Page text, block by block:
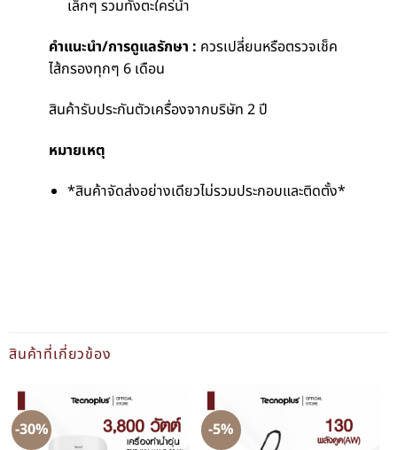
เล็กๆ รวมทั้งตะใคร่น้ำ
คำแนะนำ/การดูแลรักษา : ควรเปลี่ยนหรือตรวจเช็ค
ไส้กรองทุกๆ 6 เดือน
สินค้ารับประกันตัวเครื่องจากบริษัท 2 ปี
หมายเหตุ
*สินค้าจัดส่งอย่างเดียวไม่รวมประกอบและติดตั้ง*
สินค้าที่เกี่ยวข้อง
-30% -5%